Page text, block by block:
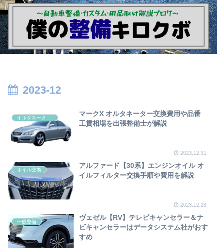
2023-12
オルタネーター交換
マークX オルタネーター交換費用や品番
工賃相場を出張整備士が解説
2023.12.31
オイル交換
アルファード【30系】エンジンオイル オ
イルフィルター交換手順や費用を解説
2023.12.28
一般整備
ヴェゼル【RV】テレビキャンセラー＆ナ
ビキャンセラーはデータシステム社がおす
すめ